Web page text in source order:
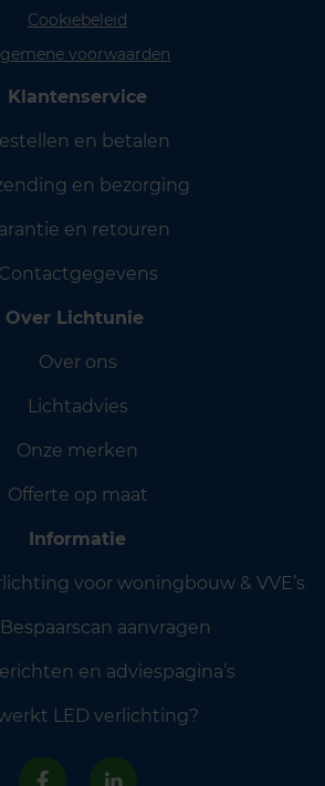
Cookiebeleid
voorwaarden
Klantenservice
en betalen
en bezorging
en retouren
Contactgegevens
Over Lichtunie
Over ons
Lichtadvies
Onze merken
Offerte op maat
Informatie
voor woningbouw & VVE’s
aanvragen
en adviespagina’s
LED verlichting?